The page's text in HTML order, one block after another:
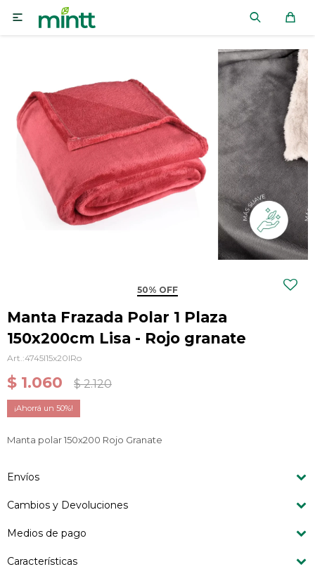

50% OFF
Manta Frazada Polar 1 Plaza
150x200cm Lisa - Rojo granate
4745I15x20IRo
$ 1.060 $ 2.120
50
Manta polar 150x200 Rojo Granate
Envíos
Cambios y Devoluciones
Medios de pago
Características